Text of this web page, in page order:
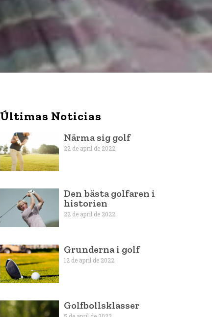
Últimas Noticias
Närma sig golf
22 de april de 2022
Den bästa golfaren i
historien
22 de april de 2022
Grunderna i golf
12 de april de 2022
Golfbollsklasser